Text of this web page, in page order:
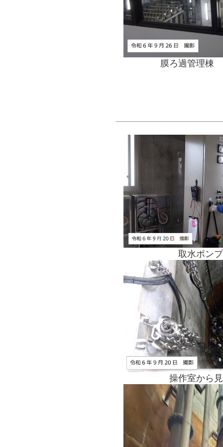
膜ろ過管理棟
取水ポン
操作室から